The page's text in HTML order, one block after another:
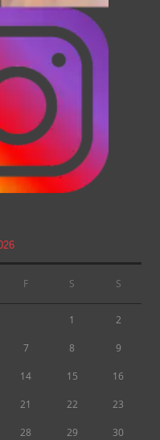
F S S
1 2
7 8 9
14 15 16
21 22 23
28 29 30